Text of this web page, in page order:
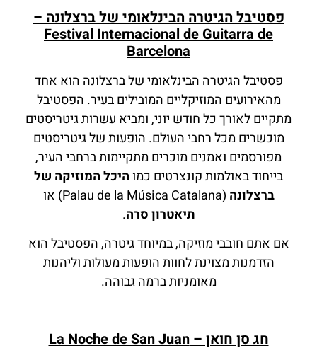
פסטיבל הגיטרה הבינלאומי של ברצלונה –
Festival Internacional de Guitarra de
Barcelona
פסטיבל הגיטרה הבינלאומי של ברצלונה הוא אחד
מהאירועים המוזיקליים המובילים בעיר. הפסטיבל
מתקיים לאורך כל חודש יוני, ומביא עשרות גיטריסטים
מוכשרים מכל רחבי העולם. הופעות של גיטריסטים
מפורסמים ואמנים מוכרים מתקיימות ברחבי העיר,
בייחוד באולמות קונצרטים כמוהיכל המוזיקה של
ברצלונה (Palau de la Música Catalana) או
תיאטרון סרה.
אם אתם חובבי מוזיקה, במיוחד גיטרה, הפסטיבל הוא
הזדמנות מצוינת לחוות הופעות מעולות וליהנות
מאומניות ברמה גבוהה.
חג סן חואן – La Noche de San Juan